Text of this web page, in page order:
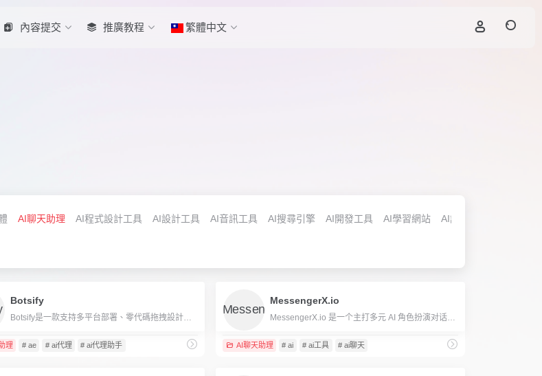
內容提交 推廣教程 繁體中文
AI聊天助理 AI程式設計工具 AI設計工具 AI音訊工具 AI搜尋引擎 AI開發工具 AI學習網站 AI訓練模型
Botsify
Botsify是一款支持多平台部署、零代碼拖拽設計的AI聊天機器人工具，助力企業自動化客服與營銷。
理 # ae # ai代理 # ai代理助手
MessengerX.io
AI聊天助理 # ai # ai工具 # ai聊天